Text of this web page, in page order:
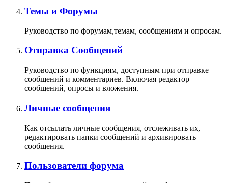
Темы и Форумы
Руководство по форумам,темам, сообщениям и опросам.
Отправка Сообщений
Руководство по функциям, доступным при отправке
сообщений и комментариев. Включая редактор
сообщений, опросы и вложения.
Личные сообщения
Как отсылать личные сообщения, отслеживать их,
редактировать папки сообщений и архивировать
сообщения.
Пользователи форума